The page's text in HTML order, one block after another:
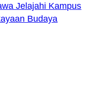
Jelajahi Kampus
Budaya